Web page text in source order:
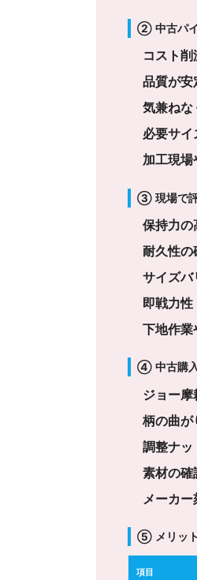
② 中古パイ
コスト削
品質が安
気兼ねな
必要サ
加工現
③ 現場で評
保持力の
耐久性
サイズ
即戦力性
下地作業
④ 中古購入
ジョー摩
柄の曲が
調整ナッ
素材の確
メーカー
⑤ メリッ
項目